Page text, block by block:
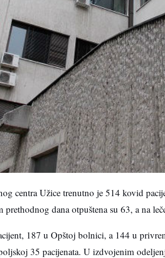
centra Užice trenutno je 514 kovid
dana otpuštena su 63, a na
187 u Opštoj bolnici, a 144 u
35 pacijenata. U izdvojenim